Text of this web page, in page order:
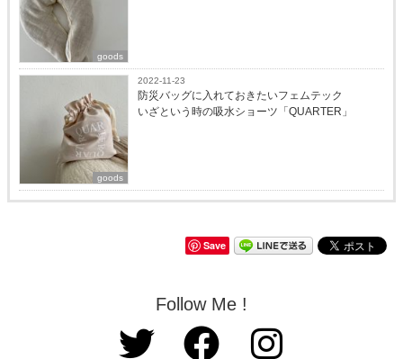
goods
goods
2022-11-23
防災バッグに入れておきたいフェムテック
いざという時の吸水ショーツ「QUARTER」
Save
Follow Me !